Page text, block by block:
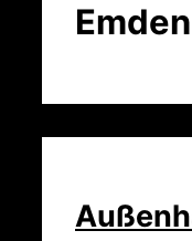
Emden